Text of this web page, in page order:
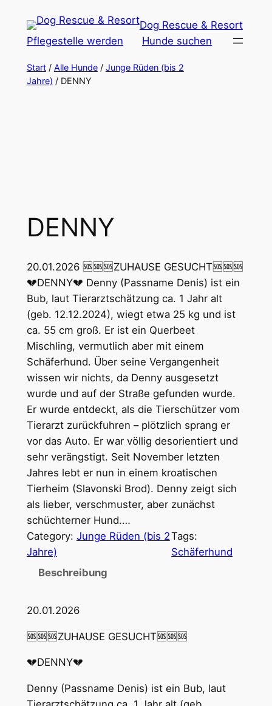
Inhalt
springen
Dog Rescue & Resort
Pflegestelle werden
Hunde suchen
Start/ Alle Hunde/ Junge Rüden (bis 2
Jahre) / DENNY
DENNY
20.01.2026 🆘🆘🆘ZUHAUSE GESUCHT🆘🆘🆘
💔DENNY💔 Denny (Passname Denis) ist ein
Bub, laut Tierarztschätzung ca. 1 Jahr alt
(geb. 12.12.2024), wiegt etwa 25 kg und ist
ca. 55 cm groß. Er ist ein Querbeet
Mischling, vermutlich aber mit einem
Schäferhund. Über seine Vergangenheit
wissen wir nichts, da Denny ausgesetzt
wurde und auf der Straße gefunden wurde.
Er wurde entdeckt, als die Tierschützer vom
Tierarzt zurückfuhren – plötzlich sprang er
vor das Auto. Er war völlig desorientiert und
sehr verängstigt. Seit November letzten
Jahres lebt er nun in einem kroatischen
Tierheim (Slavonski Brod). Denny zeigt sich
als lieber, verschmuster, aber zunächst
schüchterner Hund.…
Category: Junge Rüden (bis 2
Jahre)
Tags:
Schäferhund
Beschreibung
20.01.2026
🆘🆘🆘ZUHAUSE GESUCHT🆘🆘🆘
💔DENNY💔
Denny (Passname Denis) ist ein Bub, laut